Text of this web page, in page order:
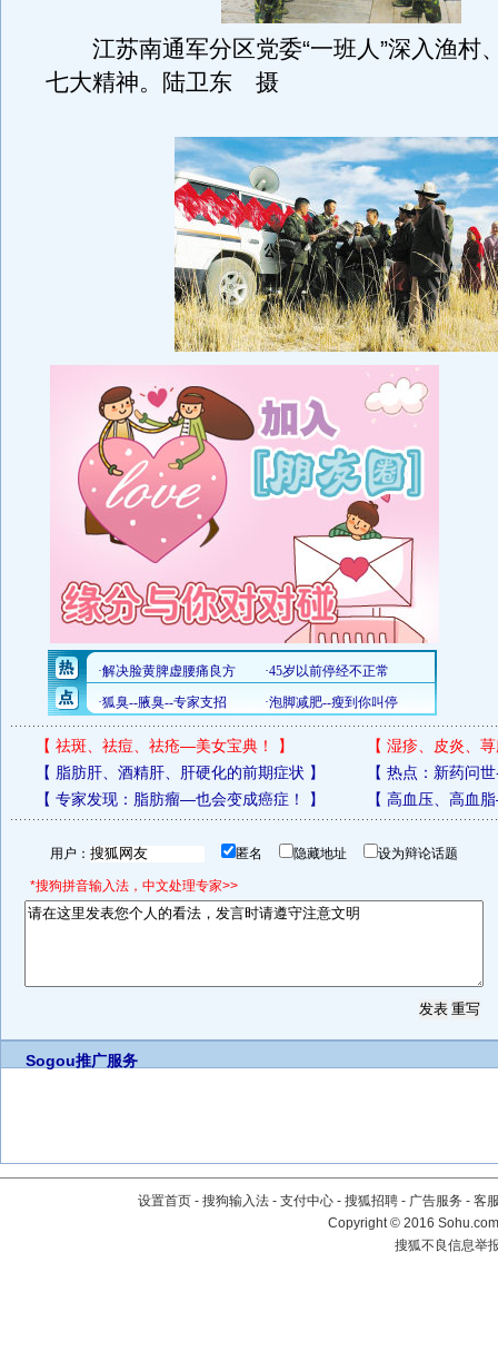
江苏南通军分区党委“一班人”深入渔村
七大精神。陆卫东 摄
【 祛斑、祛痘、祛疮—美女宝典！ 】 【 湿疹、皮炎、
【 脂肪肝、酒精肝、肝硬化的前期症状 】 【 热点：新药问
【 专家发现：脂肪瘤—也会变成癌症！ 】 【 高血压、高血
用户： 匿名 隐藏地址 设为辩论话题
*搜狗拼音输入法，中文处理专家>>
Sogou推广服务
设置首页 - 搜狗输入法 - 支付中心 - 搜狐招聘 - 广告服务 - 客
Copyright©2016
搜狐不良信息举